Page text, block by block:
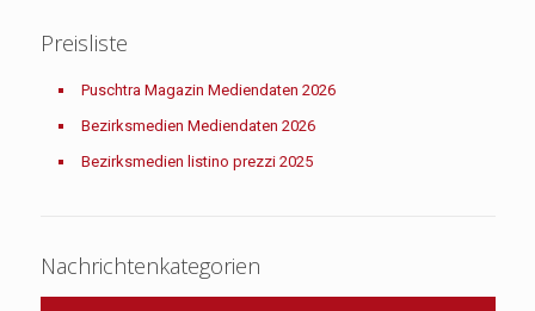
Preisliste
Puschtra Magazin Mediendaten 2026
Bezirksmedien Mediendaten 2026
Bezirksmedien listino prezzi 2025
Nachrichtenkategorien